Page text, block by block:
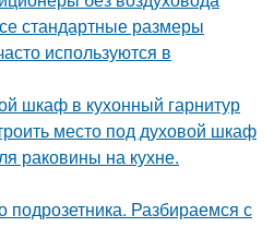
стандартные размеры
используются в
шкаф в кухонный гарнитур
место под духовой шкаф
раковины на кухне.
подрозетника. Разбираемся с